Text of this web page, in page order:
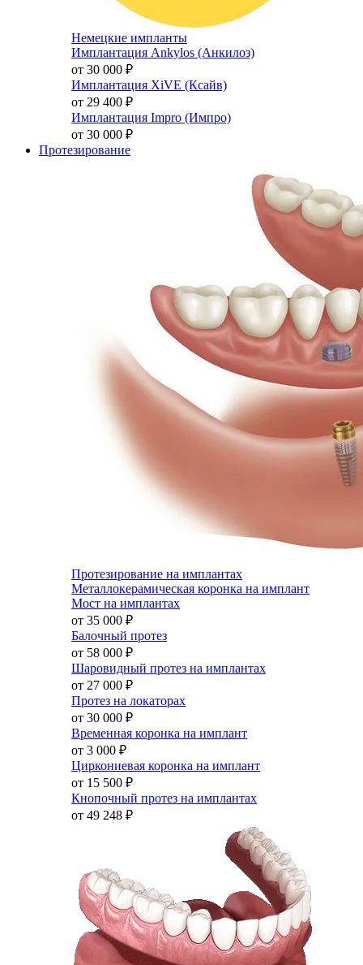
Немецкие импланты
Имплантация Ankylos (Анкилоз)
от 30 000 ₽
Имплантация XiVE (Ксайв)
от 29 400 ₽
Имплантация Impro (Импро)
от 30 000 ₽
Протезирование
Протезирование на имплантах
Металлокерамическая коронка на имплант
Мост на имплантах
от 35 000 ₽
Балочный протез
от 58 000 ₽
Шаровидный протез на имплантах
от 27 000 ₽
Протез на локаторах
от 30 000 ₽
Временная коронка на имплант
от 3 000 ₽
Циркониевая коронка на имплант
от 15 500 ₽
Кнопочный протез на имплантах
от 49 248 ₽